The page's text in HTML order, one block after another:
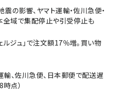
の影響、ヤマト運輸・佐川急便・
全域で集配停止や引受停止も
ルジュ」で注文額17％増。買い物
輸、佐川急便、日本郵便で配送遅
点）